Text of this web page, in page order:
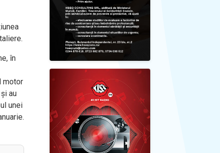
în
motor
au
unei